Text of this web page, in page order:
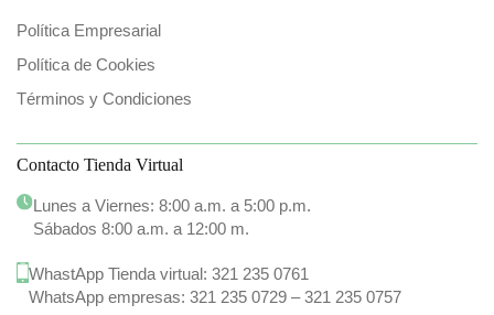
Política Empresarial
Política de Cookies
Términos y Condiciones
Contacto Tienda Virtual
Lunes a Viernes: 8:00 a.m. a 5:00 p.m.
Sábados 8:00 a.m. a 12:00 m.
WhastApp Tienda virtual: 321 235 0761
WhatsApp empresas: 321 235 0729–321 235 0757